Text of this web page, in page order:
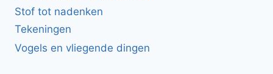
Stof tot nadenken
Tekeningen
Vogels en vliegende dingen